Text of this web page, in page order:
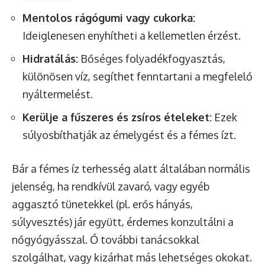
Mentolos rágógumi vagy cukorka:
Ideiglenesen enyhítheti a kellemetlen érzést.
Hidratálás: Bőséges folyadékfogyasztás,
különösen víz, segíthet fenntartani a megfelelő
nyáltermelést.
Kerülje a fűszeres és zsíros ételeket: Ezek
súlyosbíthatják az émelygést és a fémes ízt.
Bár a fémes íz terhesség alatt általában normális
jelenség, ha rendkívül zavaró, vagy egyéb
aggasztó tünetekkel (pl. erős hányás,
súlyvesztés) jár együtt, érdemes konzultálni a
nőgyógyásszal. Ő további tanácsokkal
szolgálhat, vagy kizárhat más lehetséges okokat.